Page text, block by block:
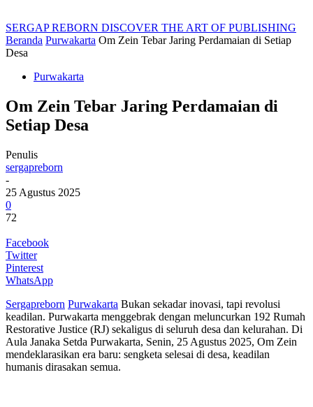
SERGAP REBORN DISCOVER THE ART OF PUBLISHING
Beranda Purwakarta Om Zein Tebar Jaring Perdamaian di Setiap
Desa
Purwakarta
Om Zein Tebar Jaring Perdamaian di
Setiap Desa
Penulis
sergapreborn
-
25 Agustus 2025
0
72
Facebook
Twitter
Pinterest
WhatsApp
Sergapreborn Purwakarta Bukan sekadar inovasi, tapi revolusi
keadilan. Purwakarta menggebrak dengan meluncurkan 192 Rumah
Restorative Justice (RJ) sekaligus di seluruh desa dan kelurahan. Di
Aula Janaka Setda Purwakarta, Senin, 25 Agustus 2025, Om Zein
mendeklarasikan era baru: sengketa selesai di desa, keadilan
humanis dirasakan semua.